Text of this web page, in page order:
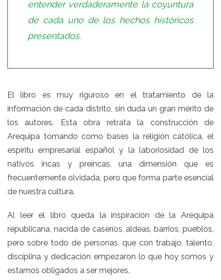
entender verdaderamente la coyuntura
de cada uno de los hechos históricos
presentados.
El libro es muy riguroso en el tratamiento de la
información de cada distrito, sin duda un gran mérito de
los autores. Esta obra retrata la construcción de
Arequipa tomando como bases la religión católica, el
espíritu empresarial español y la laboriosidad de los
nativos incas y preincas, una dimensión que es
frecuentemente olvidada, pero que forma parte esencial
de nuestra cultura.
Al leer el libro queda la inspiración de la Arequipa
republicana, nacida de caseríos, aldeas, barrios, pueblos,
pero sobre todo de personas, que con trabajo, talento,
disciplina y dedicación empezaron lo que hoy somos y
estamos obligados a ser mejores.